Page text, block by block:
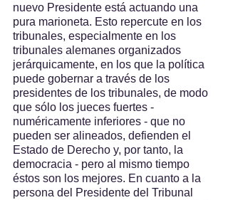
nuevo Presidente está actuando una
pura marioneta. Esto repercute en los
tribunales, especialmente en los
tribunales alemanes organizados
jerárquicamente, en los que la política
puede gobernar a través de los
presidentes de los tribunales, de modo
que sólo los jueces fuertes -
numéricamente inferiores - que no
pueden ser alineados, defienden el
Estado de Derecho y, por tanto, la
democracia - pero al mismo tiempo
éstos son los mejores. En cuanto a la
persona del Presidente del Tribunal